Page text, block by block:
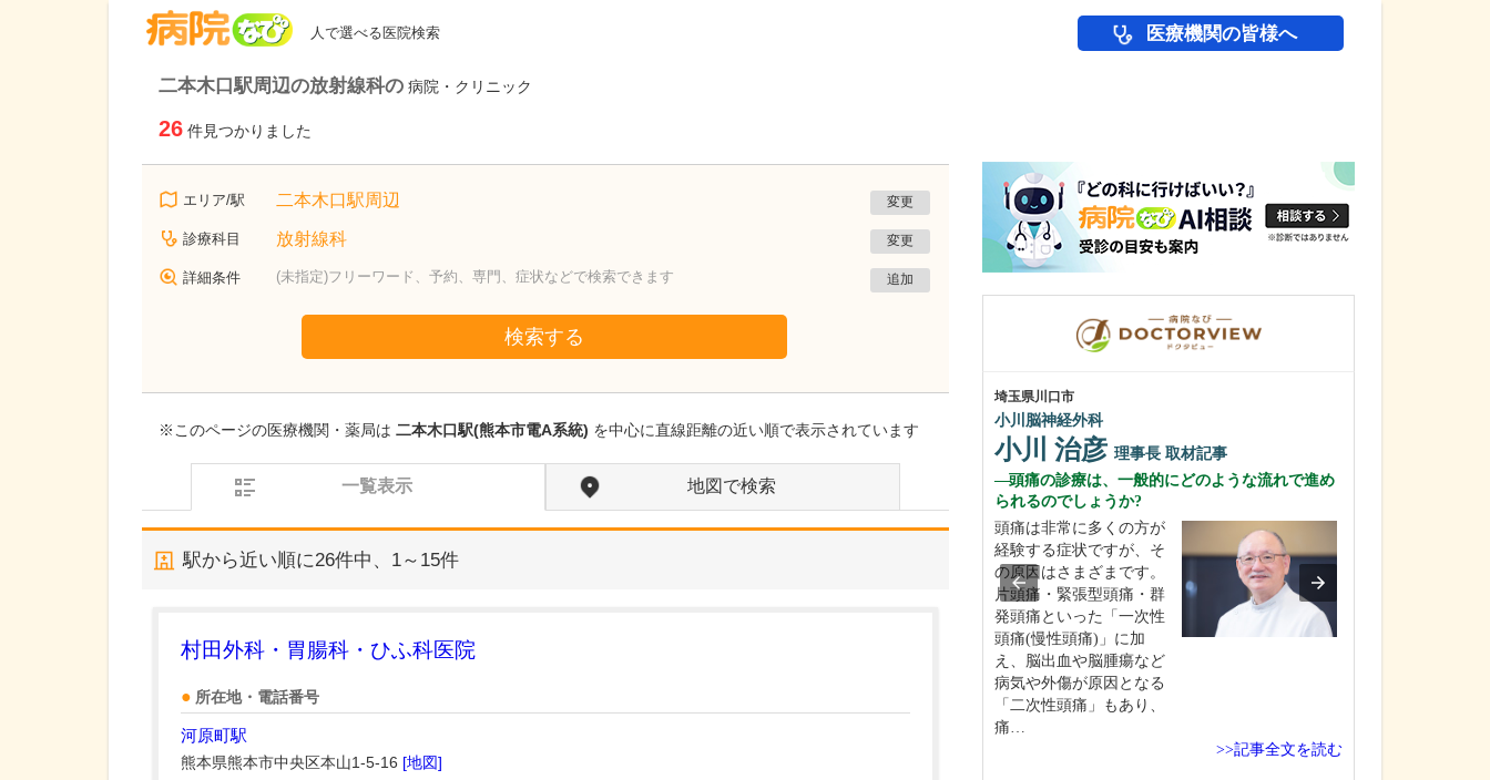
人で選べる医院検索 医療機関の皆様へ
二本木口駅周辺の放射線科の 病院・クリニック
26 件見つかりました
エリア/駅 二本木口駅周辺 変更
診療科目 放射線科 変更
詳細条件 (未指定)フリーワード、予約、専門、症状などで検索できます 追加
検索する
※このページの医療機関・薬局は 二本木口駅(熊本市電A系統) を中心に直線距離の近い順で表示されています
一覧表示 地図で検索
駅から近い順に26件中、 1～15件
村田外科・胃腸科・ひふ科医院
所在地・電話番号
河原町駅
熊本県熊本市中央区本山1-5-16 [地図]
熊本県熊本市南区
たかしお内科ハートクリニック
大学病院で要職を担ってきた先生が開業を決め
たのにはどのような理由があったのでしょうか?
心不全という病気は発症
埼玉県川口市
小川脳神経外科
小川 治彦 理事長 取材記事
頭痛の診療は、一般的にどのような流れで進め
られるのでしょうか?
頭痛は非常に多くの方が
経験する症状ですが、そ
の原因はさまざまです。
片頭痛・緊張型頭痛・群
発頭痛といった「一次性
頭痛(慢性頭痛)」に加
え、脳出血や脳腫瘍など
病気や外傷が原因となる
「二次性頭痛」もあり、
痛…
>>記事全文を読む